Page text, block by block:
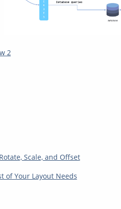
2
Scale, and Offset
of Your Layout Needs